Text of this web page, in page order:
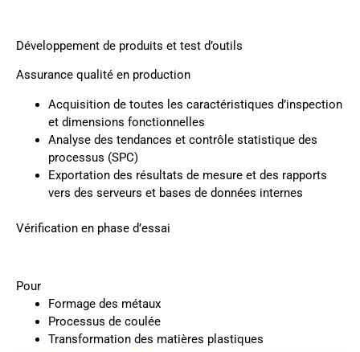
Développement de produits et test d’outils
Assurance qualité en production
Acquisition de toutes les caractéristiques d’inspection
et dimensions fonctionnelles
Analyse des tendances et contrôle statistique des
processus (SPC)
Exportation des résultats de mesure et des rapports
vers des serveurs et bases de données internes
Vérification en phase d’essai
Pour
Formage des métaux
Processus de coulée
Transformation des matières plastiques